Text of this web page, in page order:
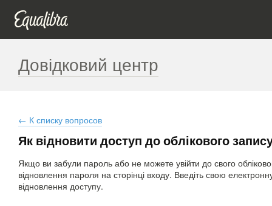
Довідковий центр
← К списку вопросов
Як відновити доступ до облікового
Якщо ви забули пароль або не можете увійти до свого
відновлення пароля на сторінці входу. Введіть свою
відновлення доступу.